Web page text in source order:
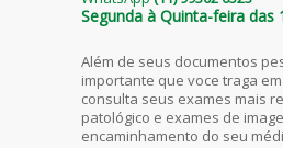
Segunda à Quinta-feira das
Além de seus documentos
importante que voce traga
consulta seus exames mais
patológico e exames de
encaminhamento do seu